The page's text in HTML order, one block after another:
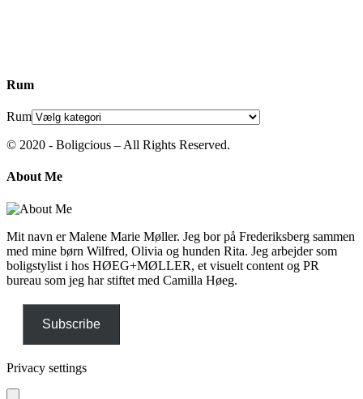
Rum
Rum
© 2020 - Boligcious – All Rights Reserved.
About Me
Mit navn er Malene Marie Møller. Jeg bor på Frederiksberg sammen
med mine børn Wilfred, Olivia og hunden Rita. Jeg arbejder som
boligstylist i hos HØEG+MØLLER, et visuelt content og PR
bureau som jeg har stiftet med Camilla Høeg.
Subscribe
Privacy settings